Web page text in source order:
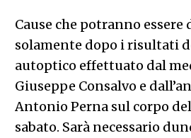
Cause che potranno
solamente dopo i risultati
autoptico effettuato dal
Giuseppe Consalvo e
Antonio Perna sul corpo
sabato. Sarà necessario